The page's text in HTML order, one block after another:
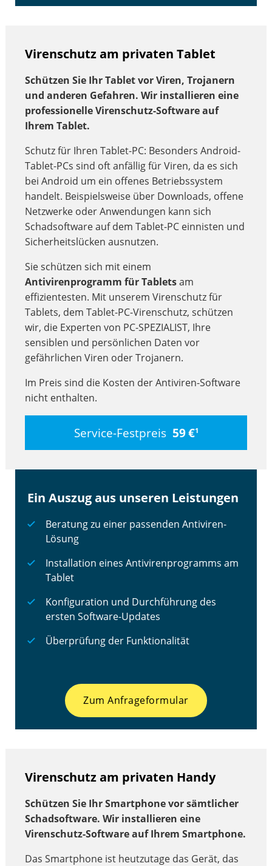
Virenschutz am privaten Tablet
Schützen Sie Ihr Tablet vor Viren, Trojanern
und anderen Gefahren. Wir installieren eine
professionelle Virenschutz-Software auf
Ihrem Tablet.
Schutz für Ihren Tablet-PC: Besonders Android-
Tablet-PCs sind oft anfällig für Viren, da es sich
bei Android um ein offenes Betriebssystem
handelt. Beispielsweise über Downloads, offene
Netzwerke oder Anwendungen kann sich
Schadsoftware auf dem Tablet-PC einnisten und
Sicherheitslücken ausnutzen.
Sie schützen sich mit einem
Antivirenprogramm für Tabletsam
effizientesten. Mit unserem Virenschutz für
Tablets, dem Tablet-PC-Virenschutz, schützen
wir, die Experten von PC-SPEZIALIST, Ihre
sensiblen und persönlichen Daten vor
gefährlichen Viren oder Trojanern.
Im Preis sind die Kosten der Antiviren-Software
nicht enthalten.
Service-Festpreis 59 €1
Ein Auszug aus unseren Leistungen
Beratung zu einer passenden Antiviren-
Lösung
Installation eines Antivirenprogramms am
Tablet
Konfiguration und Durchführung des
ersten Software-Updates
Überprüfung der Funktionalität
Zum Anfrageformular
Virenschutz am privaten Handy
Schützen Sie Ihr Smartphone vor sämtlicher
Schadsoftware. Wir installieren eine
Virenschutz-Software auf Ihrem Smartphone.
Das Smartphone ist heutzutage das Gerät, das